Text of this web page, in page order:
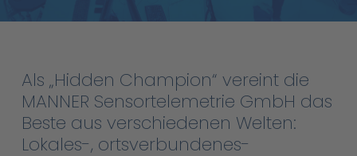
Als „Hidden Champion“ vereint die
MANNER Sensortelemetrie GmbH das
Beste aus verschiedenen Welten:
Lokales-, ortsverbundenes-